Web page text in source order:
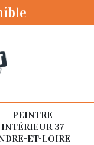
PEINTRE
INTÉRIEUR 37
ET-LOIRE